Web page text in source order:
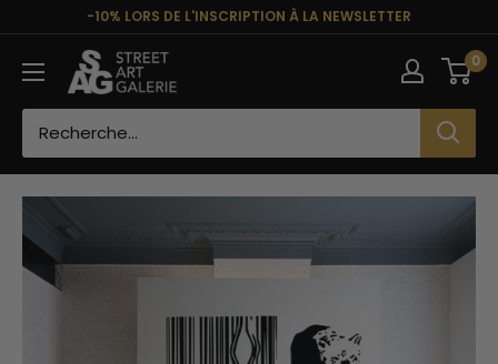
contenu
-10% LORS DE L'INSCRIPTION À LA NEWSLETTER
Street
Art
0